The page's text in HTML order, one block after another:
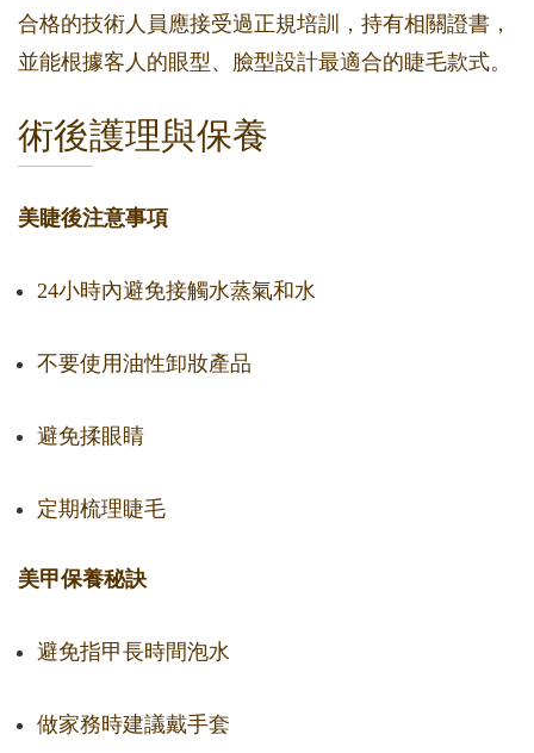
合格的技術人員應接受過正規培訓，持有相關證書，
並能根據客人的眼型、臉型設計最適合的睫毛款式。
術後護理與保養
美睫後注意事項
24小時內避免接觸水蒸氣和水
不要使用油性卸妝產品
避免揉眼睛
定期梳理睫毛
美甲保養秘訣
避免指甲長時間泡水
做家務時建議戴手套